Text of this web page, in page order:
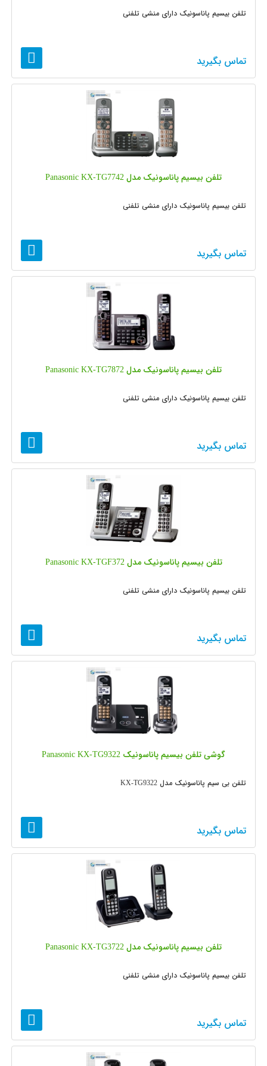
تلفن بیسیم پاناسونیک دارای منشی تلفنی
تماس بگیرید
تلفن بیسیم پاناسونیک مدل Panasonic KX-TG7742
تلفن بیسیم پاناسونیک دارای منشی تلفنی
تماس بگیرید
تلفن بیسیم پاناسونیک مدل Panasonic KX-TG7872
تلفن بیسیم پاناسونیک دارای منشی تلفنی
تماس بگیرید
تلفن بیسیم پاناسونیک مدل Panasonic KX-TGF372
تلفن بیسیم پاناسونیک دارای منشی تلفنی
تماس بگیرید
گوشی تلفن بیسیم پاناسونیک Panasonic KX-TG9322
تلفن بی سیم پاناسونیک مدل KX-TG9322
تماس بگیرید
تلفن بیسیم پاناسونیک مدل Panasonic KX-TG3722
تلفن بیسیم پاناسونیک دارای منشی تلفنی
تماس بگیرید